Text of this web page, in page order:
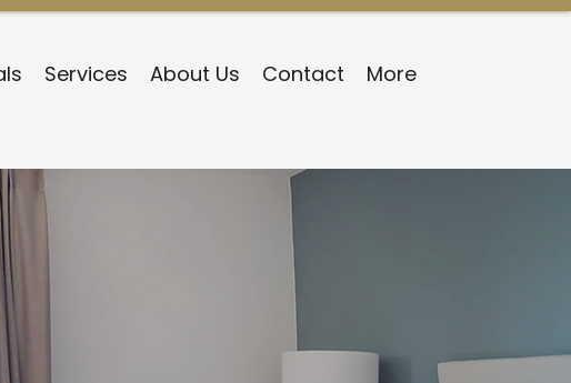
Services About Us Contact More